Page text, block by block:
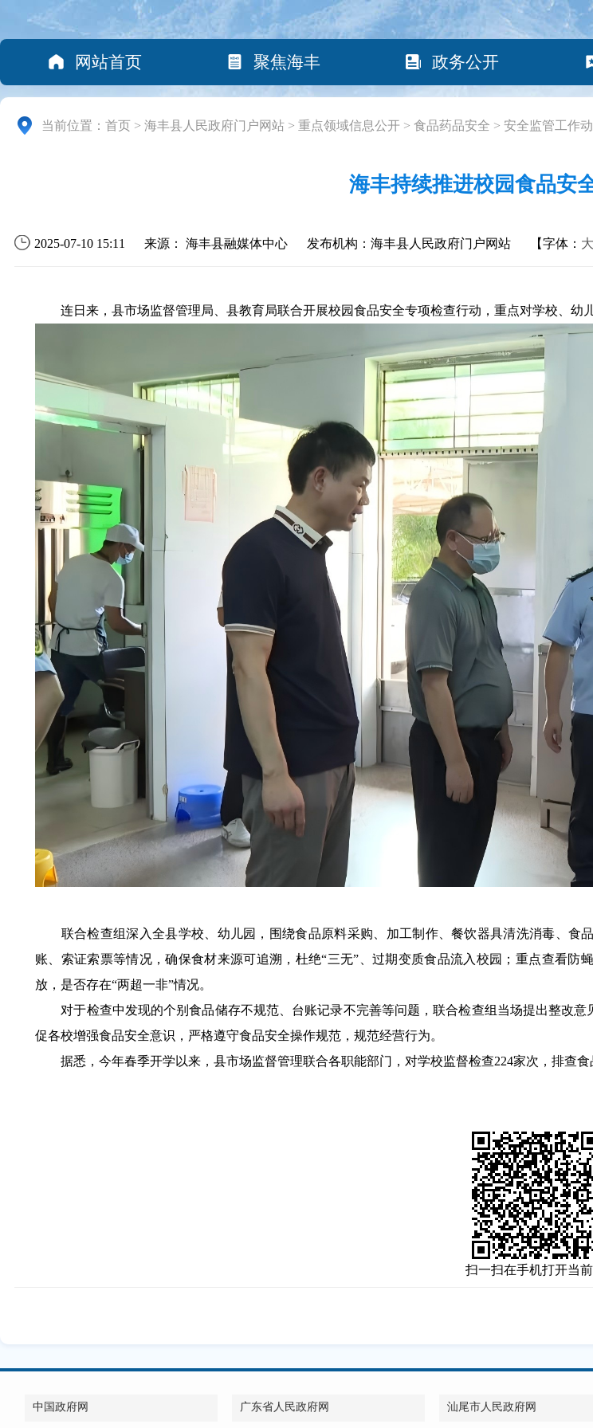
网站首页 聚焦海丰 政务公开
当前位置： 首页 > 海丰县人民政府门户网站 > 重点领域信息公开 > 食品药品安全 > 安全监管工作
海丰持续推进校园食品安
2025-07-10 15:11 来源： 海丰县融媒体中心 发布机构：海丰县人民政府门户网站 【字体： 大
连日来，县市场监督管理局、县教育局联合开展校园食品安全专项检查行动，重点对学校、幼
联合检查组深入全县学校、幼儿园，围绕食品原料采购、加工制作、餐饮器具清洗消毒、
账、索证索票等情况，确保食材来源可追溯，杜绝“三无”、过期变质食品流入校园；重点查看
放，是否存在“两超一非”情况。
对于检查中发现的个别食品储存不规范、台账记录不完善等问题，联合检查组当场提出整改
促各校增强食品安全意识，严格遵守食品安全操作规范，规范经营行为。
据悉，今年春季开学以来，县市场监督管理联合各职能部门，对学校监督检查224家次，排查
扫一扫在手机打开当
中国政府网 广东省人民政府网 汕尾市人民政府网